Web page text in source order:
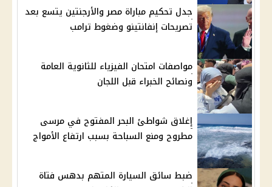
جدل تحكيم مباراة مصر والأرجنتين يتسع بعد
تصريحات إنفانتينو وضغوط ترامب
مواصفات امتحان الفيزياء للثانوية العامة
ونصائح الخبراء قبل اللجان
إغلاق شواطئ البحر المفتوح في مرسى
مطروح ومنع السباحة بسبب ارتفاع الأمواج
ضبط سائق السيارة المتهم بدهس فتاة